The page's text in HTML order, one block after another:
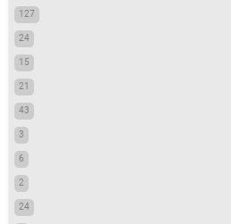
127
24
15
21
43
3
6
2
24